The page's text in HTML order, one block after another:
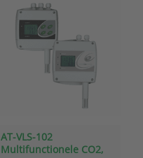
AT-VLS-102
Multifunctionele CO2,